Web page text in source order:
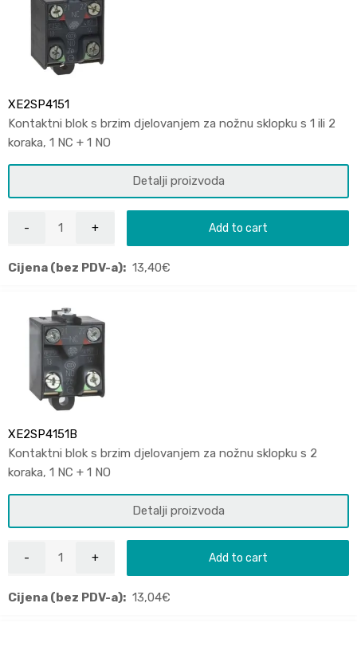
XE2SP4151
Kontaktni blok s brzim djelovanjem za nožnu sklopku s 1 ili 2
koraka, 1 NC + 1 NO
Detalji proizvoda
Add to cart
Cijena (bez PDV-a): 13,40€
XE2SP4151B
Kontaktni blok s brzim djelovanjem za nožnu sklopku s 2
koraka, 1 NC + 1 NO
Detalji proizvoda
Add to cart
Cijena (bez PDV-a): 13,04€